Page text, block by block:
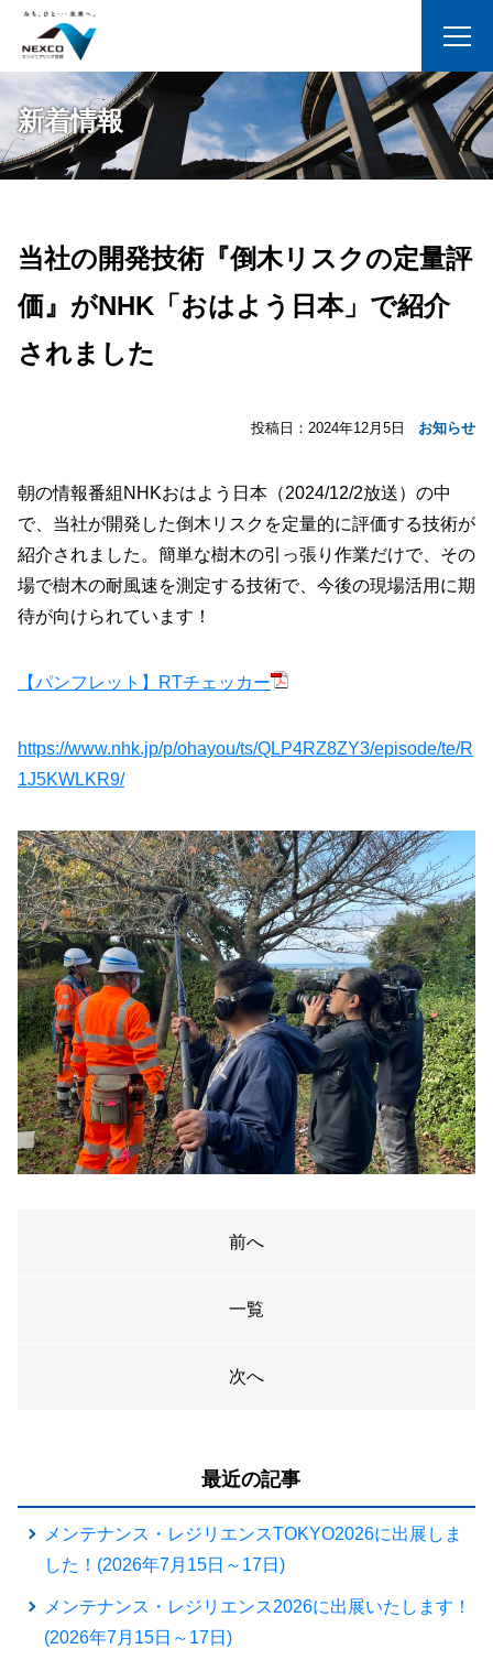
新着情報
当社の開発技術『倒木リスクの定量評
価』がNHK「おはよう日本」で紹介
されました
投稿日： 2024年12月5日 お知らせ
朝の情報番組NHKおはよう日本（2024/12/2放送）の中
で、当社が開発した倒木リスクを定量的に評価する技術が
紹介されました。簡単な樹木の引っ張り作業だけで、その
場で樹木の耐風速を測定する技術で、今後の現場活用に期
待が向けられています！
【パンフレット】RTチェッカー
https://www.nhk.jp/p/ohayou/ts/QLP4RZ8ZY3/episode/te/R
1J5KWLKR9/
前へ
一覧
次へ
最近の記事
メンテナンス・レジリエンスTOKYO2026に出展しま
した！(2026年7月15日～17日)
メンテナンス・レジリエンス2026に出展いたします！
(2026年7月15日～17日)